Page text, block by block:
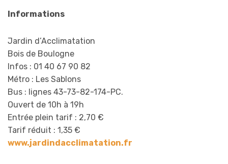
Informations
Jardin d’Acclimatation
Bois de Boulogne
Infos : 01 40 67 90 82
Métro : Les Sablons
Bus : lignes 43-73-82-174-PC.
Ouvert de 10h à 19h
Entrée plein tarif : 2,70 €
Tarif réduit : 1,35 €
www.jardindacclimatation.fr